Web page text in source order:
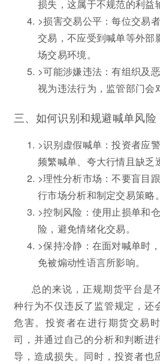
损失，这属于不规范的利益
>损害交易公平：每位交易
交易，不应受到喊单等外部
场交易环境。
>可能涉嫌违法：有组织及
视为违法行为，监管部门会
三、如何识别和规避喊单风险
>识别虚假喊单：投资者应
频繁喊单、夸大行情且缺乏
>理性分析市场：不要盲目
行市场分析和制定交易策略。
>控制风险：使用止损单和
险，避免情绪化交易。
>保持冷静：在面对喊单时
免被煽动性语言所影响。
总的来说，正规期货平台是
种行为不仅违反了监管规定，还
危害。投资者在进行期货交易
司，并通过自己的分析和判断进
导，造成损失。同时，投资者也